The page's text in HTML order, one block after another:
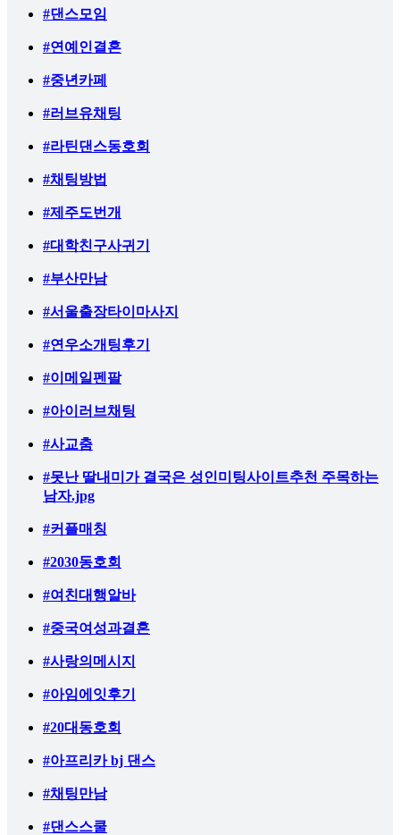
#댄스모임
#연예인결혼
#중년카페
#러브유채팅
#라틴댄스동호회
#채팅방법
#제주도번개
#대학친구사귀기
#부산만남
#서울출장타이마사지
#연우소개팅후기
#이메일펜팔
#아이러브채팅
#사교춤
#못난 딸내미가 결국은 성인미팅사이트추천 주목하는
남자.jpg
#커플매칭
#2030동호회
#여친대행알바
#중국여성과결혼
#사랑의메시지
#아임에잇후기
#20대동호회
#아프리카 bj 댄스
#채팅만남
#댄스스쿨